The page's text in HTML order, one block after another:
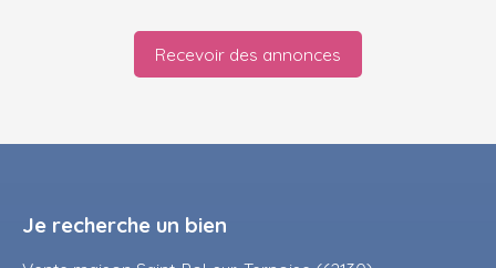
Recevoir des annonces
Je recherche un bien